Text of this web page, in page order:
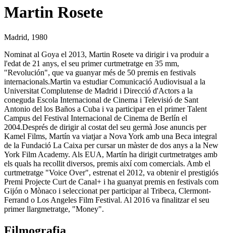
Martin Rosete
Madrid, 1980
Nominat al Goya el 2013, Martin Rosete va dirigir i va produir a
l'edat de 21 anys, el seu primer curtmetratge en 35 mm,
"Revolución", que va guanyar més de 50 premis en festivals
internacionals.Martin va estudiar Comunicació Audiovisual a la
Universitat Complutense de Madrid i Direcció d'Actors a la
coneguda Escola Internacional de Cinema i Televisió de Sant
Antonio del los Baños a Cuba i va participar en el primer Talent
Campus del Festival Internacional de Cinema de Berlín el
2004.Després de dirigir al costat del seu germà Jose anuncis per
Kamel Films, Martín va viatjar a Nova York amb una Beca integral
de la Fundació La Caixa per cursar un màster de dos anys a la New
York Film Academy. Als EUA, Martín ha dirigit curtmetratges amb
els quals ha recollit diversos, premis així com comercials. Amb el
curtmetratge "Voice Over", estrenat el 2012, va obtenir el prestigiós
Premi Projecte Curt de Canal+ i ha guanyat premis en festivals com
Gijón o Mònaco i seleccionat per participar al Tribeca, Clermont-
Ferrand o Los Angeles Film Festival. Al 2016 va finalitzar el seu
primer llargmetratge, "Money".
Filmografia